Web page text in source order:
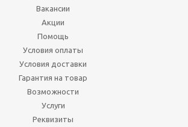
Вакансии
Акции
Помощь
Условия оплаты
Условия доставки
Гарантия на товар
Возможности
Услуги
Реквизиты